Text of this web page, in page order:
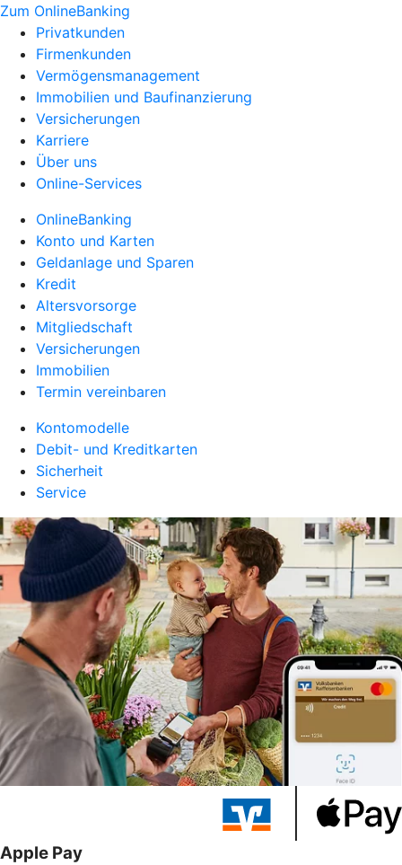
Zum OnlineBanking
Privatkunden
Firmenkunden
Vermögensmanagement
Immobilien und Baufinanzierung
Versicherungen
Karriere
Über uns
Online-Services
OnlineBanking
Konto und Karten
Geldanlage und Sparen
Kredit
Altersvorsorge
Mitgliedschaft
Versicherungen
Immobilien
Termin vereinbaren
Kontomodelle
Debit- und Kreditkarten
Sicherheit
Service
Apple Pay